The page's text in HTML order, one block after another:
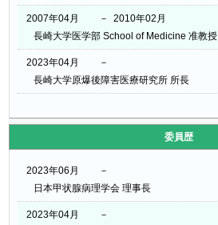
2007年04月 －
2010年02月
長崎大学医学部 School of Medicine 准教授
2023年04月
－
長崎大学原爆後障害医療研究所 所長
委員歴
2023年06月
－
日本甲状腺病理学会 理事長
2023年04月
－